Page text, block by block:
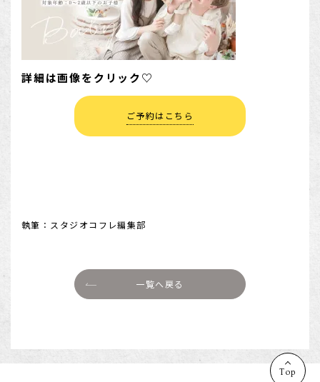
詳細は画像をクリック♡
ご予約はこちら
執筆：スタジオコフレ編集部
一覧へ戻る
Top